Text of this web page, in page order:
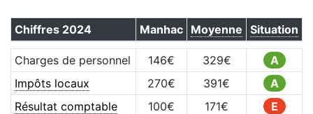
Chiffres 2024 Manhac Moyenne Situation
Charges de personnel 146€ 329€
A
Impôts locaux
270€ 391€
A
Résultat comptable
100€ 171€ E